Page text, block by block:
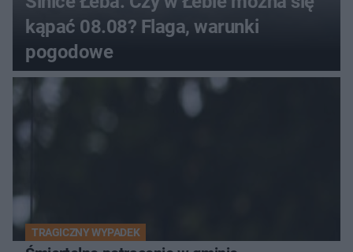
kąpać 08.08? Flaga, warunki
pogodowe
TRAGICZNY WYPADEK